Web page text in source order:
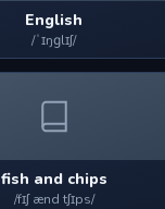
English
/ˈɪŋɡlɪʃ/
fish and chips
/fɪʃ ænd tʃɪps/